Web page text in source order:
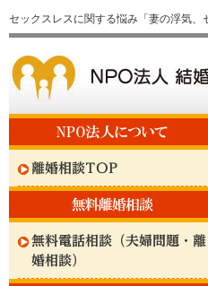
セックスレスに関する悩み「妻の浮気
離婚相談TOP
無料電話相談（夫婦問題・離
婚相談）